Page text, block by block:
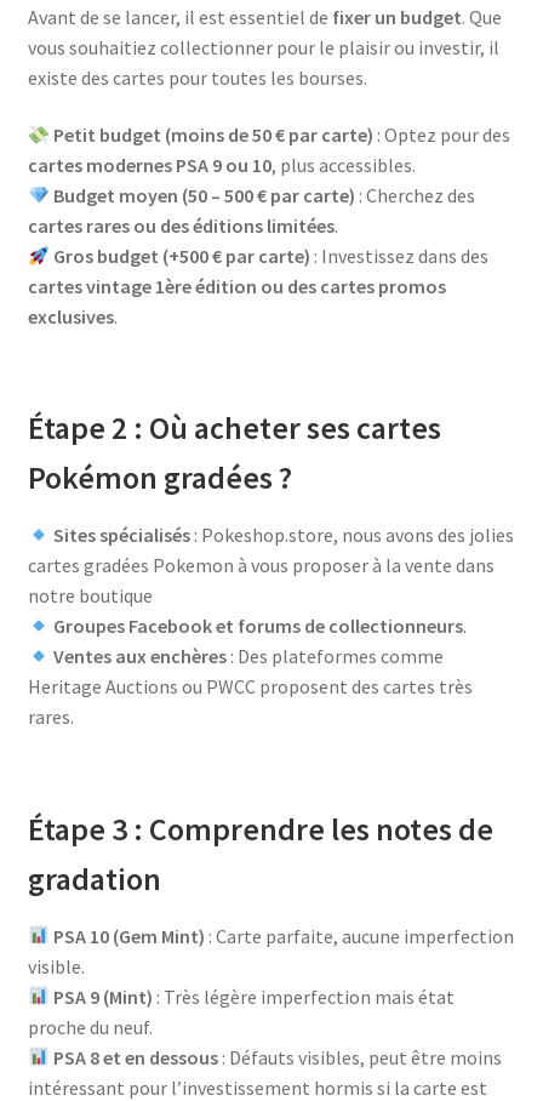
Avant de se lancer, il est essentiel de fixer un budget. Que
vous souhaitiez collectionner pour le plaisir ou investir, il
existe des cartes pour toutes les bourses.
Petit budget (moins de 50 € par carte) : Optez pour des
cartes modernes PSA 9 ou 10, plus accessibles.
Budget moyen (50 – 500 € par carte) : Cherchez des
cartes rares ou des éditions limitées.
Gros budget (+500 € par carte) : Investissez dans des
cartes vintage 1ère édition ou des cartes promos
exclusives.
Étape 2 : Où acheter ses cartes
Pokémon gradées ?
Sites spécialisés: Pokeshop.store, nous avons des jolies
cartes gradées Pokemon à vous proposer à la vente dans
notre boutique
Groupes Facebook et forums de collectionneurs.
Ventes aux enchères: Des plateformes comme
Heritage Auctions ou PWCC proposent des cartes très
rares.
Étape 3 : Comprendre les notes de
gradation
PSA 10 (Gem Mint) : Carte parfaite, aucune imperfection
visible.
PSA 9 (Mint) : Très légère imperfection mais état
proche du neuf.
PSA 8 et en dessous: Défauts visibles, peut être moins
intéressant pour l’investissement hormis si la carte est